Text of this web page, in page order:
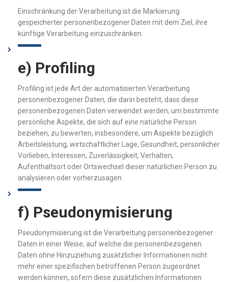
Einschränkung der Verarbeitung ist die Markierung
gespeicherter personenbezogener Daten mit dem Ziel, ihre
künftige Verarbeitung einzuschränken.
e) Profiling
Profiling ist jede Art der automatisierten Verarbeitung
personenbezogener Daten, die darin besteht, dass diese
personenbezogenen Daten verwendet werden, um bestimmte
persönliche Aspekte, die sich auf eine natürliche Person
beziehen, zu bewerten, insbesondere, um Aspekte bezüglich
Arbeitsleistung, wirtschaftlicher Lage, Gesundheit, persönlicher
Vorlieben, Interessen, Zuverlässigkeit, Verhalten,
Aufenthaltsort oder Ortswechsel dieser natürlichen Person zu
analysieren oder vorherzusagen.
f) Pseudonymisierung
Pseudonymisierung ist die Verarbeitung personenbezogener
Daten in einer Weise, auf welche die personenbezogenen
Daten ohne Hinzuziehung zusätzlicher Informationen nicht
mehr einer spezifischen betroffenen Person zugeordnet
werden können, sofern diese zusätzlichen Informationen